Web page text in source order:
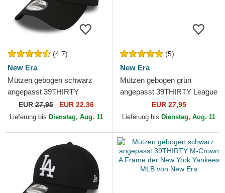
(4.7)
New Era
Mützen gebogen schwarz
angepasst 39THIRTY
Classic der New York
Yankees MLB von New Era
EUR27,95 EUR 22,36
Lieferung bis Dienstag, Aug. 11
(5)
New Era
Mützen gebogen grün
angepasst 39THIRTY League
Essential der New York
Yankees MLB von New Era
EUR 27,95
Lieferung bis Dienstag, Aug. 11